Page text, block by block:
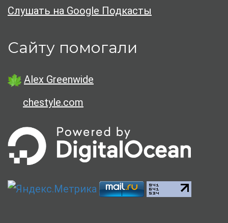
Слушать на Google Подкасты
Сайту помогали
Alex Greenwide
chestyle.com